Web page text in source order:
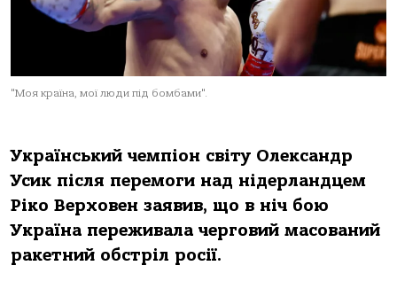
"Моя країна, мої люди під бомбами".
Український чемпіон світу Олександр
Усик після перемоги над нідерландцем
Ріко Верховен заявив, що в ніч бою
Україна переживала черговий масований
ракетний обстріл росії.